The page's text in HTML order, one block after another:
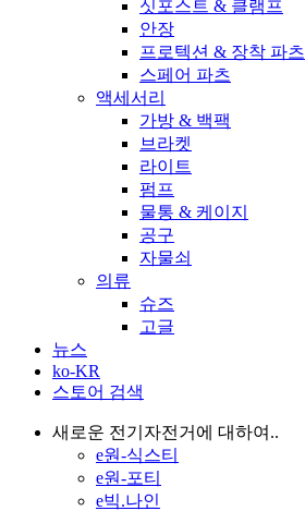
싯포스트 & 클램프
안장
프로텍션 & 장착 파츠
스페어 파츠
액세서리
가방 & 백팩
브라켓
라이트
펌프
물통 & 케이지
공구
자물쇠
의류
슈즈
고글
뉴스
ko-KR
스토어 검색
새로운 전기자전거에 대하여..
e원-식스티
e원-포티
e빅.나인